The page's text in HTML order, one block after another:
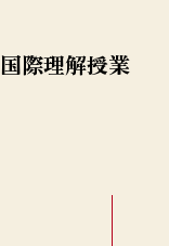
国際理解授業